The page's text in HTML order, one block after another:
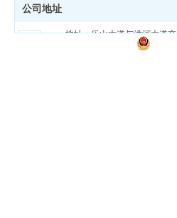
邮箱
邮箱：zmdgongjiao@sina.com
公司地址
地址：乐山大道与洪河大道